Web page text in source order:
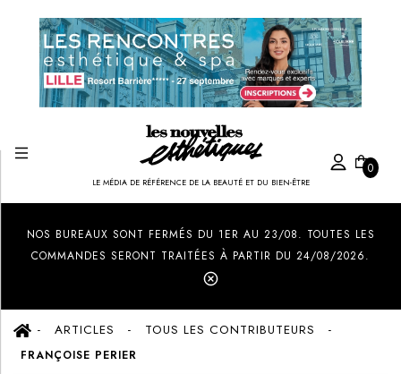
LE MÉDIA DE RÉFÉRENCE DE LA BEAUTÉ ET DU BIEN-ÊTRE
0
NOS BUREAUX SONT FERMÉS DU 1ER AU 23/08. TOUTES LES
COMMANDES SERONT TRAITÉES À PARTIR DU 24/08/2026.
ARTICLES TOUS LES CONTRIBUTEURS
FRANÇOISE PERIER